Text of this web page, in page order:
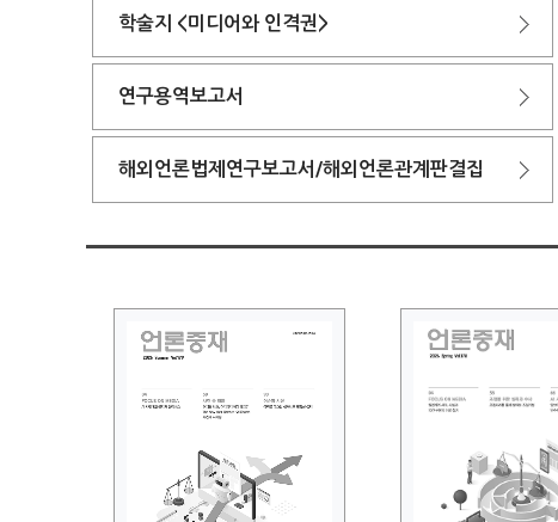
학술지 <미디어와 인격권>
연구용역보고서
해외언론법제연구보고서/해외언론관계판결집